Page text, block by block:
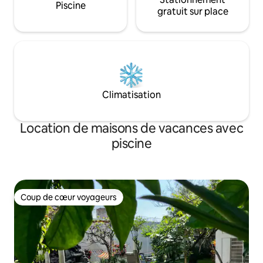
Piscine
gratuit sur place
Climatisation
Location de maisons de vacances avec
piscine
Coup de cœur voyageurs
Coup de cœur voyageurs